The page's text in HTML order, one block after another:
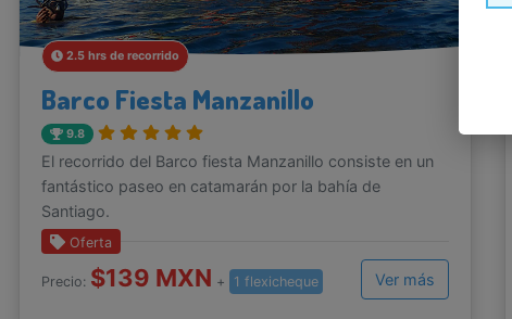
2.5 hrs de recorrido
Barco Fiesta Manzanillo
9.8
El recorrido del Barco fiesta Manzanillo consiste en un
fantástico paseo en catamarán por la bahía de
Santiago.
Oferta
Precio: $139 MXN + 1 flexicheque Ver más